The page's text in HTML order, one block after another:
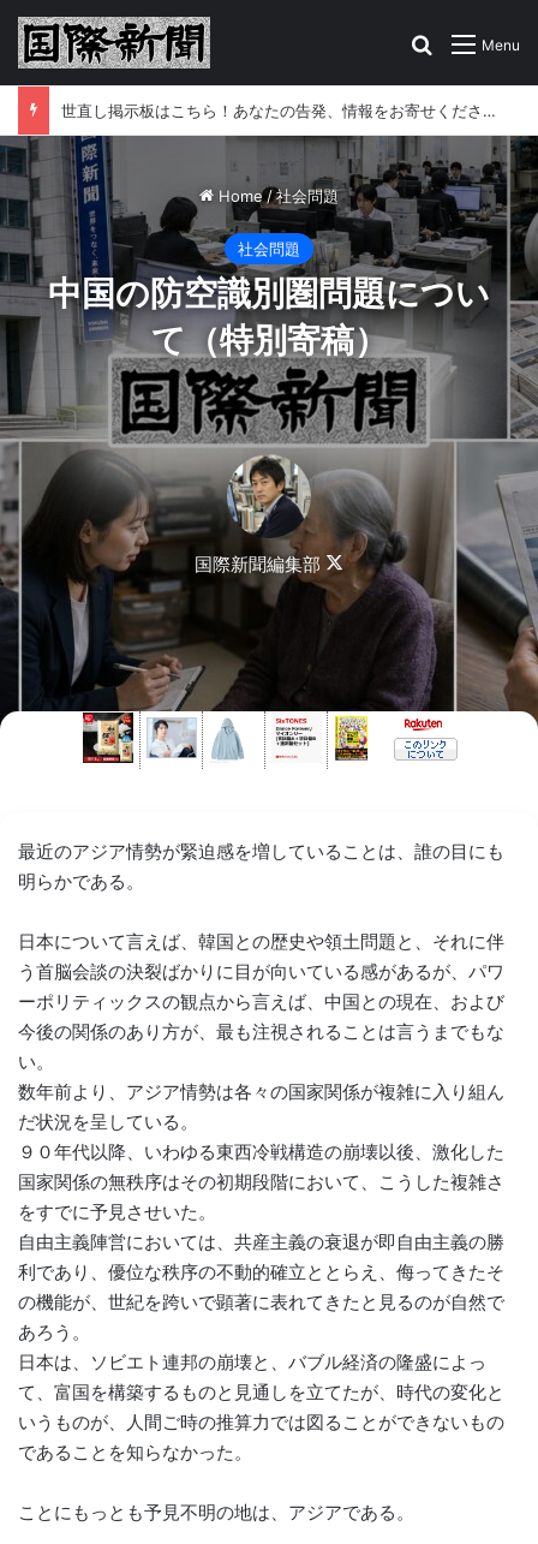
Menu
Search for
世直し掲示板はこちら！あなたの告発、情報をお寄せください
Home/社会問題
社会問題
中国の防空識別圏問題につい
て（特別寄稿）
国際新聞編集部
Follow
on
最近のアジア情勢が緊迫感を増していることは、誰の目にも
明らかである。
日本について言えば、韓国との歴史や領土問題と、それに伴
う首脳会談の決裂ばかりに目が向いている感があるが、パワ
ーポリティックスの観点から言えば、中国との現在、および
今後の関係のあり方が、最も注視されることは言うまでもな
い。
数年前より、アジア情勢は各々の国家関係が複雑に入り組ん
だ状況を呈している。
９０年代以降、いわゆる東西冷戦構造の崩壊以後、激化した
国家関係の無秩序はその初期段階において、こうした複雑さ
をすでに予見させいた。
自由主義陣営においては、共産主義の衰退が即自由主義の勝
利であり、優位な秩序の不動的確立ととらえ、侮ってきたそ
の機能が、世紀を跨いで顕著に表れてきたと見るのが自然で
あろう。
日本は、ソビエト連邦の崩壊と、バブル経済の隆盛によっ
て、富国を構築するものと見通しを立てたが、時代の変化と
いうものが、人間ご時の推算力では図ることができないもの
であることを知らなかった。
ことにもっとも予見不明の地は、アジアである。